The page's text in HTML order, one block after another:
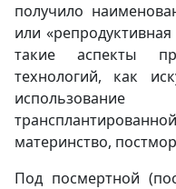
получило
или
такие аспекты
технологий, как
материнство,
Под посмертной